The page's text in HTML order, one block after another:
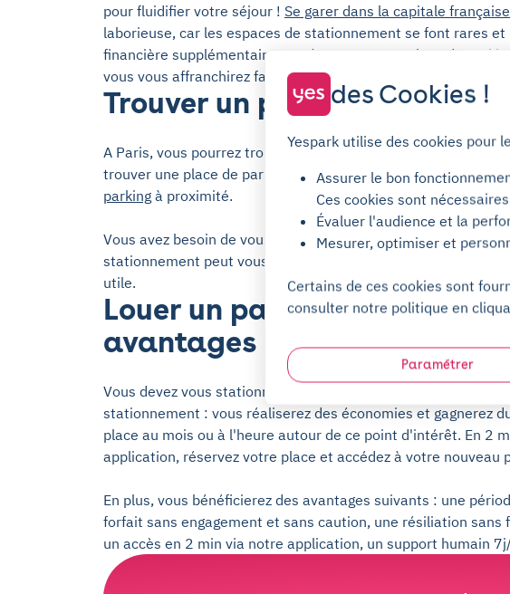
pour fluidifier votre séjour ! Se garer dans la capitale française
laborieuse, car les espaces de stationnement se font rares
financière supplémentaire. En réservant votre
place de
vous vous affranchirez facilement de ce problème !
Trouver un parking à Voltaire
A Paris, vous pourrez trouverLa station de métroVoltaire.
trouver une place de parking à proximité. Yespark vous
parking à proximité.
Vous avez besoin de vous stationnement souvent autour de
stationnement peut vous revenir très cher. Louer une place
utile.
Louer un parking avec
avantages
Vous devez vous stationner régulièrement autour de Voltaire
stationnement : vous réaliserez des économies et gagnerez
place au mois ou à l'heure autour de ce point d'intérêt. En 2
application, réservez votre place et accédez à votre nouveau
En plus, vous bénéficierez des avantages suivants : une
forfait sans engagement et sans caution, une résiliation
un accès en 2 min via notre application, un support humain
des Cookies !
Yespark utilise des cookies pour
Assurer le bon
Ces cookies sont
Évaluer l'audience et la
Mesurer, optimiser et
Certains de ces cookies sont
consulter notre politique en
Paramétrer